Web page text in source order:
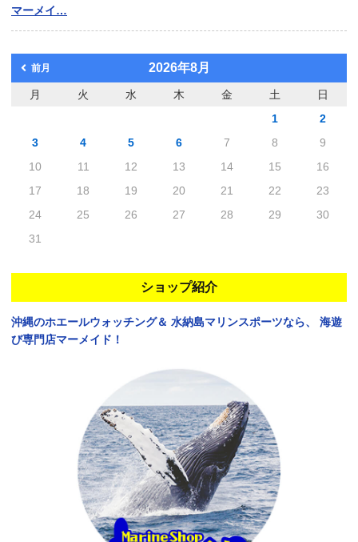
マーメイ…
前月 2026年8月
月 火 水 木 金 土
日
1
2
3
4 5 6 7 8
9
10
11 12 13 14 15
16
17
18 19 20 21 22
23
24
25 26 27 28 29
30
31
ショップ紹介
沖縄のホエールウォッチング＆ 水納島マリンスポーツなら、
海遊
び専門店マーメイド！